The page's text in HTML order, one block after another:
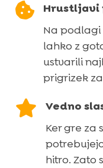

Hrustljavi
Na
lahko z
ustvarili
prigrizek

Vedno
Ker gre za
hitro. Zato